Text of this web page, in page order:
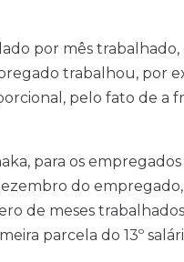
por mês
trabalhou, por
pelo fato de a
para os
do
de meses
parcela do 13º